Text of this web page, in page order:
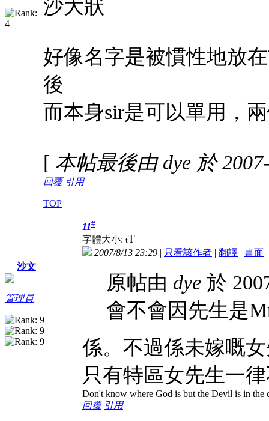
沙大狀
好像名字是被慣性地放
後
而本身sir是可以單用，
[ 本帖最後由 dye 於
回覆 引用
TOP
沙文
管理員
11#
字體大小: tT
2007/8/13 23:29 | 只看該作者 | 翻譯 | 書面
原帖由 dye 於
會不會因 先生是
係。不過係未嫁嘅
只有特區女先生一
Don't know where God is but the Devil is in the
回覆 引用